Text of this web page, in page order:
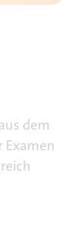
dem
Examen